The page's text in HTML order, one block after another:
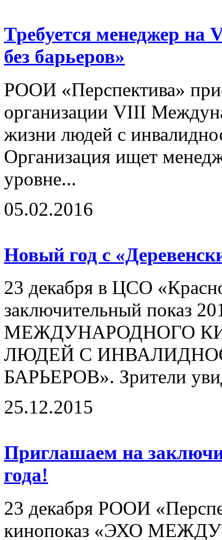
Требуется менеджер
без барьеров»
РООИ «Перспектива»
организации VIII
жизни людей с
Организация ищет
уровне...
05.02.2016
Новый год с
23 декабря в ЦСО
заключительный показ
МЕЖДУНАРОДНОГО
ЛЮДЕЙ С
БАРЬЕРОВ». Зрители
25.12.2015
Приглашаем на
года!
23 декабря РООИ
кинопоказ «ЭХО